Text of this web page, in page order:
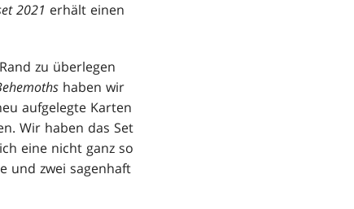
2021 erhält einen
zu überlegen
haben wir
aufgelegte Karten
Wir haben das Set
eine nicht ganz so
und zwei sagenhaft